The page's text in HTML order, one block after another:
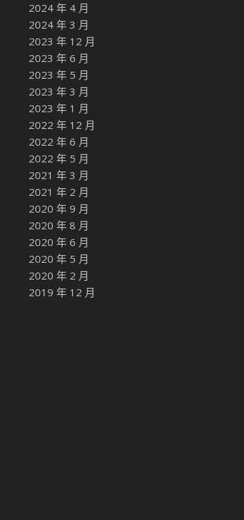
2024 年 4 月
2024 年 3 月
2023 年 12 月
2023 年 6 月
2023 年 5 月
2023 年 3 月
2023 年 1 月
2022 年 12 月
2022 年 6 月
2022 年 5 月
2021 年 3 月
2021 年 2 月
2020 年 9 月
2020 年 8 月
2020 年 6 月
2020 年 5 月
2020 年 2 月
2019 年 12 月